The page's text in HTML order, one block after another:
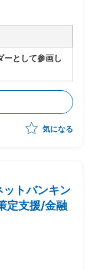
ーとして参画し
体の進捗管理/
対応状況の総
進行)の全体ス気になる
トバンキン
定支援/金融